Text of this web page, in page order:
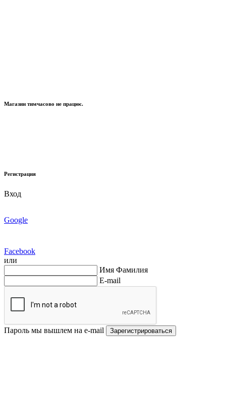
Магазин тимчасово не працює.
Регистрация
Вход
Google
Facebook
или
Имя Фамилия
E-mail
Пароль мы вышлем на e-mail Зарегистрироваться